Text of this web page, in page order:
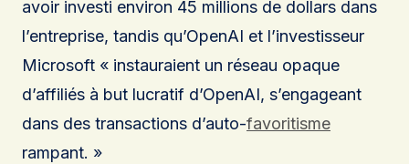
avoir investi environ 45 millions de dollars dans
l’entreprise, tandis qu’OpenAI et l’investisseur
Microsoft « instauraient un réseau opaque
d’affiliés à but lucratif d’OpenAI, s’engageant
dans des transactions d’auto-favoritisme
rampant. »